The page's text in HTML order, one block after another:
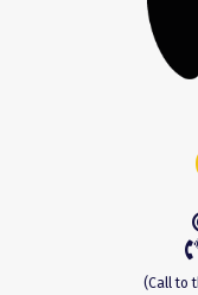
(Call to